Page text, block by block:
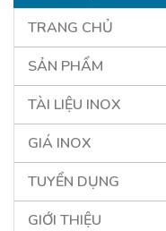
TRANG CHỦ
SẢN PHẨM
TÀI LIỆU INOX
GIÁ INOX
TUYỂN DỤNG
GIỚI THIỆU